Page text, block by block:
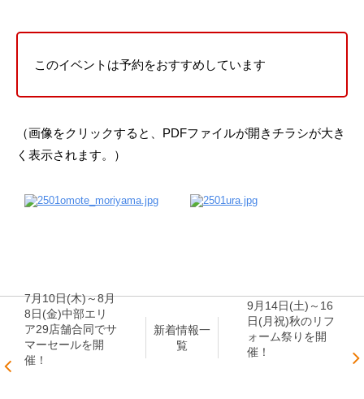
このイベントは予約をおすすめしています
（画像をクリックすると、PDFファイルが開きチラシが大き
く表示されます。）
7月10日(木)～8月
8日(金)中部エリ
ア29店舗合同でサ
マーセールを開
催！
9月14日(土)～16
日(月祝)秋のリフ
ォーム祭りを開
催！
新着情報一
覧